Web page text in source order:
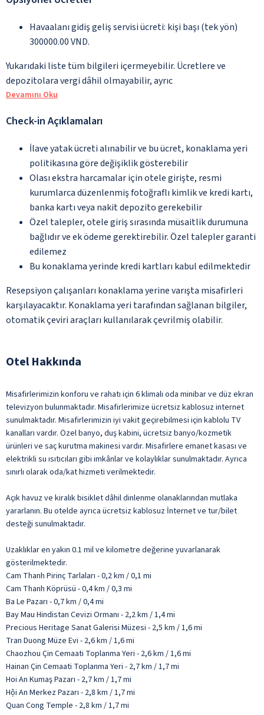
Havaalanı gidiş geliş servisi ücreti: kişi başı (tek yön)
300000.00 VND.
Yukarıdaki liste tüm bilgileri içermeyebilir. Ücretlere ve
depozitolara vergi dâhil olmayabilir, ayrıc
Devamını Oku
Check-in Açıklamaları
İlave yatak ücreti alınabilir ve bu ücret, konaklama yeri
politikasına göre değişiklik gösterebilir
Olası ekstra harcamalar için otele girişte, resmi
kurumlarca düzenlenmiş fotoğraflı kimlik ve kredi kartı,
banka kartı veya nakit depozito gerekebilir
Özel talepler, otele giriş sırasında müsaitlik durumuna
bağlıdır ve ek ödeme gerektirebilir. Özel talepler garanti
edilemez
Bu konaklama yerinde kredi kartları kabul edilmektedir
Resepsiyon çalışanları konaklama yerine varışta misafirleri
karşılayacaktır. Konaklama yeri tarafından sağlanan bilgiler,
otomatik çeviri araçları kullanılarak çevrilmiş olabilir.
Otel Hakkında
Misafirlerimizin konforu ve rahatı için 6 klimalı oda minibar ve düz ekran
televizyon bulunmaktadır. Misafirlerimize ücretsiz kablosuz internet
sunulmaktadır. Misafirlerimizin iyi vakit geçirebilmesi için kablolu TV
kanalları vardır. Özel banyo, duş kabini, ücretsiz banyo/kozmetik
ürünleri ve saç kurutma makinesi vardır. Misafirlere emanet kasası ve
elektrikli su ısıtıcıları gibi imkânlar ve kolaylıklar sunulmaktadır. Ayrıca
sınırlı olarak oda/kat hizmeti verilmektedir.
Açık havuz ve kiralık bisiklet dâhil dinlenme olanaklarından mutlaka
yararlanın. Bu otelde ayrıca ücretsiz kablosuz İnternet ve tur/bilet
desteği sunulmaktadır.
Uzaklıklar en yakın 0.1 mil ve kilometre değerine yuvarlanarak
gösterilmektedir.
Cam Thanh Pirinç Tarlaları - 0,2 km / 0,1 mi
Cam Thanh Köprüsü - 0,4 km / 0,3 mi
Ba Le Pazarı - 0,7 km / 0,4 mi
Bay Mau Hindistan Cevizi Ormanı - 2,2 km / 1,4 mi
Precious Heritage Sanat Galerisi Müzesi - 2,5 km / 1,6 mi
Tran Duong Müze Evi - 2,6 km / 1,6 mi
Chaozhou Çin Cemaati Toplanma Yeri - 2,6 km / 1,6 mi
Hainan Çin Cemaati Toplanma Yeri - 2,7 km / 1,7 mi
Hoi An Kumaş Pazarı - 2,7 km / 1,7 mi
Hội An Merkez Pazarı - 2,8 km / 1,7 mi
Quan Cong Temple - 2,8 km / 1,7 mi